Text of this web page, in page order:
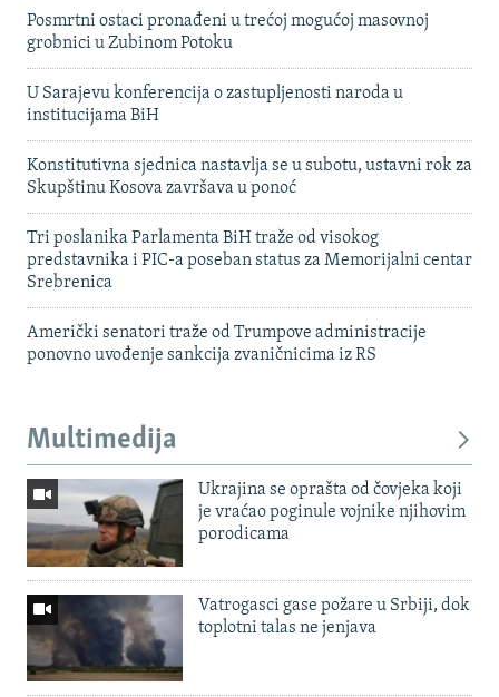
Posmrtni ostaci pronađeni u trećoj mogućoj masovnoj
grobnici u Zubinom Potoku
U Sarajevu konferencija o zastupljenosti naroda u
institucijama BiH
Konstitutivna sjednica nastavlja se u subotu, ustavni rok za
Skupštinu Kosova završava u ponoć
Tri poslanika Parlamenta BiH traže od visokog
predstavnika i PIC-a poseban status za Memorijalni centar
Srebrenica
Američki senatori traže od Trumpove administracije
ponovno uvođenje sankcija zvaničnicima iz RS
Multimedija
Ukrajina se oprašta od čovjeka koji
je vraćao poginule vojnike njihovim
porodicama
Vatrogasci gase požare u Srbiji, dok
toplotni talas ne jenjava